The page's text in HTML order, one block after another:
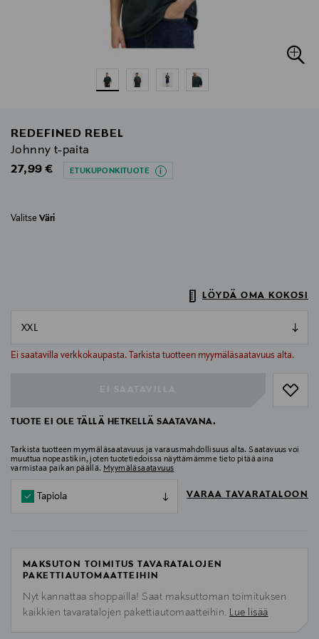
REDEFINED REBEL
Johnny t-paita
Original Price
27,99 € ETUKUPONKITUOTE
Valitse Väri
LÖYDÄ OMA KOKOSI
Ei saatavilla verkkokaupasta. Tarkista tuotteen myymäläsaatavuus alta.
null
TUOTE EI OLE TÄLLÄ HETKELLÄ SAATAVANA.
Tarkista tuotteen myymäläsaatavuus ja varausmahdollisuus alta. Saatavuus voi
muuttua nopeastikin, joten tuotetiedoissa näyttämämme tieto pitää aina
varmistaa paikan päällä. Myymäläsaatavuus
Tapiola VARAA TAVARATALOON
MAKSUTON TOIMITUS TAVARATALOJEN
PAKETTIAUTOMAATTEIHIN
Nyt kannattaa shoppailla! Saat maksuttoman toimituksen
kaikkien tavaratalojen pakettiautomaatteihin. Lue lisää